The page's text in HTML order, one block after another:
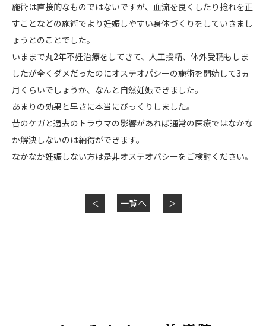
施術は直接的なものではないですが、血流を良くしたり捻れを正
すことなどの施術でより妊娠しやすい身体づくりをしていきまし
ょうとのことでした。
いままで丸2年不妊治療をしてきて、人工授精、体外受精もしま
したが全くダメだったのにオステオパシーの施術を開始して3ヵ
月くらいでしょうか、なんと自然妊娠できました。
あまりの効果と早さに本当にびっくりしました。
昔のケガと過去のトラウマの影響があれば通常の医療ではなかな
か解決しないのは納得ができます。
なかなか妊娠しない方は是非オステオパシーをご検討ください。
＜ 一覧へ ＞